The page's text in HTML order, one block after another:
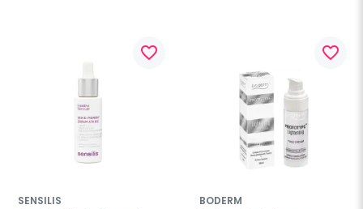
favorite_border
SENSILIS
favorite_border
BODERM